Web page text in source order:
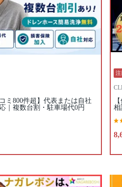
範囲
エアコン内部の高圧洗浄
換器） / ファン / フィル
の簡易清掃 / 業務用タイ
口コミもご参照ください。
※本ページでは一部プロモ
ミ800件超】代表または自社
｜複数台割・駐車場代0円
注
相